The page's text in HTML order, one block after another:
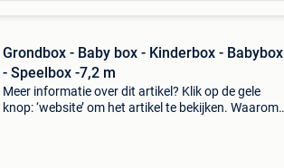
Grondbox - Baby box - Kinderbox - Babybox
- Speelbox -7,2 m
Meer informatie over dit artikel? Klik op de gele
knop: ‘website’ om het artikel te bekijken. Waarom